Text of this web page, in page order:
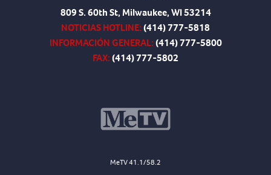
809 S. 60th St, Milwaukee, WI 53214
NOTICIAS HOTLINE:(414) 777-5818
INFORMACIÓN GENERAL:(414) 777-5800
FAX:(414) 777-5802
MeTV 41.1/58.2